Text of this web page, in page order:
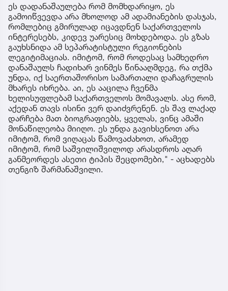
ეს დადანაშაულება რომ მომხდარიყო, ეს
გამოიწვევდა არა მხოლოდ ამ ადამიანების დასჯას,
რომლებიც გმირულად იცავდნენ საქართველოს
ინტერესებს, კიდევ უარესიც მოხდებოდა. ეს გზას
გაუხსნიდა ამ სეპარატისტული რეგიონების
ლეგიტიმაციას. იმიტომ, რომ როდესაც სამხედრო
დანაშაულს ჩადიხარ ვინმეს წინააღმდეგ, რა თქმა
უნდა, იქ საერთაშორისო სამართალი დაჩაგრულის
მხარეს იხრება. აი, ეს ააცილა ჩვენმა
ხელისუფლებამ საქართველოს მომავალს. ასე რომ,
აქედან თავს ისინი ვერ დაიძვრენენ. ეს შავ ლაქად
დარჩება მათ ბიოგრაფიებს, ყველას, ვინც ამაში
მონაწილეობა მიიღო. ეს უნდა გავიხსენოთ არა
იმიტომ, რომ ვიღაცას წამოვაძახოთ, არამედ
იმიტომ, რომ საშვილიშვილოდ არასდროს აღარ
განმეორდეს ასეთი ტიპის შეცდომები," - აცხადებს
თენგიზ შარმანაშვილი.